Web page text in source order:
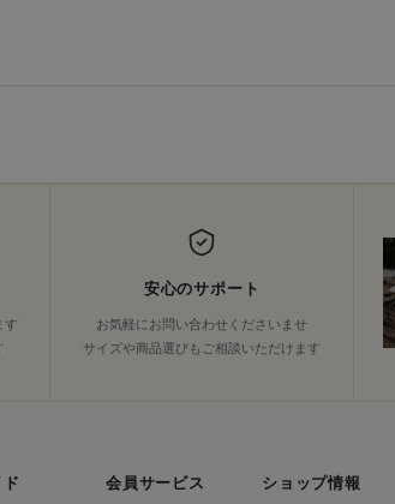
す
安心のサポート
お気軽にお問い合わせくださいませ
サイズや商品選びもご相談いただけます
会員サービス ショップ情報